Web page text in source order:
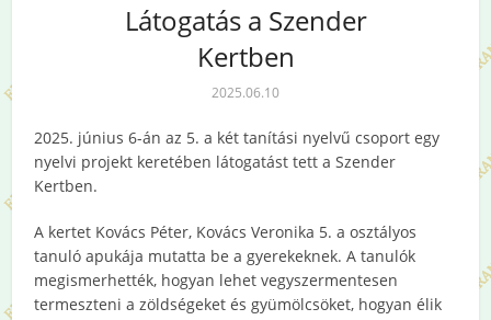
Látogatás a Szender
Kertben
2025.06.10
2025. június 6-án az 5. a két tanítási nyelvű csoport egy
nyelvi projekt keretében látogatást tett a Szender
Kertben.
A kertet Kovács Péter, Kovács Veronika 5. a osztályos
tanuló apukája mutatta be a gyerekeknek. A tanulók
megismerhették, hogyan lehet vegyszermentesen
termeszteni a zöldségeket és gyümölcsöket, hogyan élik